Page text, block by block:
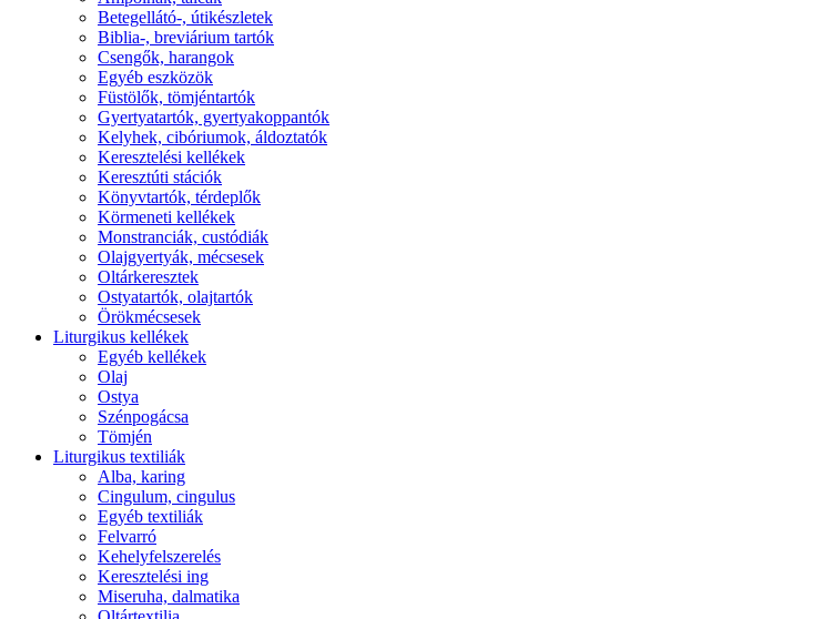
Betegellátó-, útikészletek
Biblia-, breviárium tartók
Csengők, harangok
Egyéb eszközök
Füstölők, tömjéntartók
Gyertyatartók, gyertyakoppantók
Kelyhek, cibóriumok, áldoztatók
Keresztelési kellékek
Keresztúti stációk
Könyvtartók, térdeplők
Körmeneti kellékek
Monstranciák, custódiák
Olajgyertyák, mécsesek
Oltárkeresztek
Ostyatartók, olajtartók
Örökmécsesek
Liturgikus kellékek
Egyéb kellékek
Olaj
Ostya
Szénpogácsa
Tömjén
Liturgikus textiliák
Alba, karing
Cingulum, cingulus
Egyéb textiliák
Felvarró
Kehelyfelszerelés
Keresztelési ing
Miseruha, dalmatika